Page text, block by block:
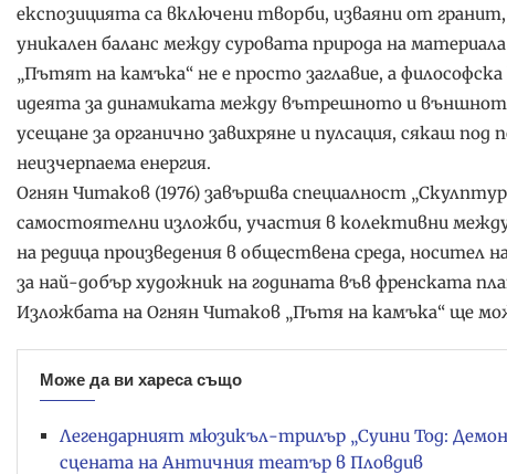
експозицията са включени творби, изваяни от
уникален баланс между суровата природа на
„Пътят на камъка“ не е просто заглавие, а
идеята за динамиката между вътрешното и
усещане за органично завихряне и пулсация, сякаш
неизчерпаема енергия.
Огнян Читаков (1976) завършва специалност
самостоятелни изложби, участия в колективни
на редица произведения в обществена среда, носител
за най-добър художник на годината във френската
Изложбата на Огнян Читаков „Пътя на камъка“ ще
Може да ви хареса също
Легендарният мюзикъл-трилър „Суини Тод:
сцената на Античния театър в Пловдив